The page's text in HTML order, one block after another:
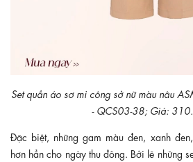
Set quần áo sơ mi công sở nữ màu nâu
- QCS03-38; Giá:
Đặc biệt, những gam màu đen, xanh
hơn hẳn cho ngày thu đông. Bởi lẽ những